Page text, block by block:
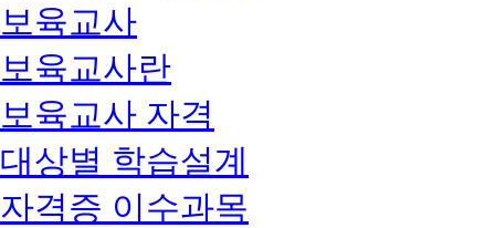
보육교사
보육교사란
보육교사 자격
대상별 학습설계
자격증 이수과목